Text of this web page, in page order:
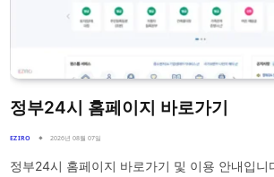
정부24시 홈페이지 바로가기
EZIRO 2026년 08월 07일
정부24시 홈페이지 바로가기 및 이용 안내입